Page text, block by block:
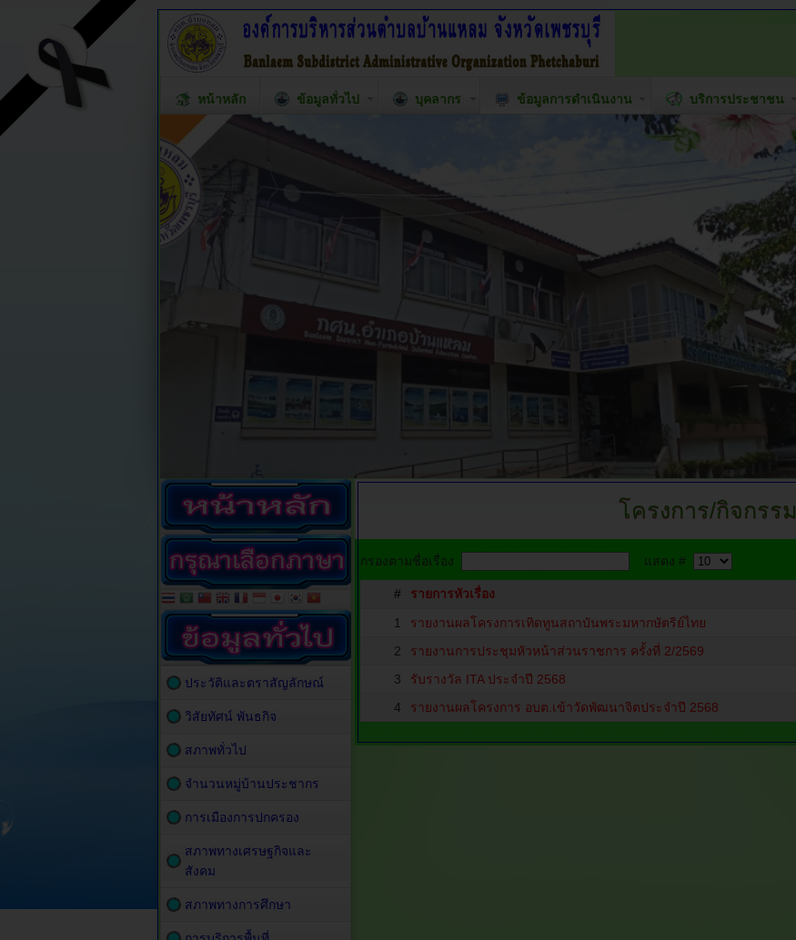
หน้าหลัก ข้อมูลทั่วไป บุคลากร ข้อมูลการดำเนินงาน บริการประชาชน
โครงการ/กิจกรรม
กรองตามชื่อเรื่อง แสดง #
# รายการหัวเรื่อง
1
รายงานผลโครงการเทิดทูนสถาบันพระมหากษัตริย์ไทย
2
รายงานการประชุมหัวหน้าส่วนราชการ ครั้งที่ 2/2569
3
รับรางวัล ITA ประจำปี 2568
4
รายงานผลโครงการ อบต.เข้าวัดพัฒนาจิตประจำปี 2568
ประวัติและตราสัญลักษณ์
วิสัยทัศน์ พันธกิจ
สภาพทั่วไป
จำนวนหมู่บ้านประชากร
การเมืองการปกครอง
สภาพทางเศรษฐกิจและ
สังคม
สภาพทางการศึกษา